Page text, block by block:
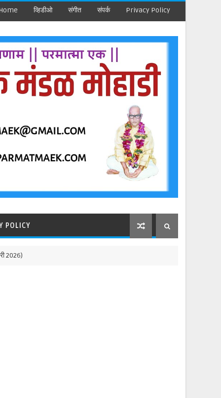
व्हिडीओ संगीत संपर्क Privacy Policy
POLICY